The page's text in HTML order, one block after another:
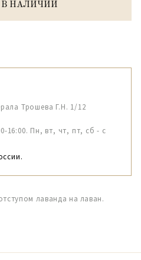
В НАЛИЧИИ
Трошева Г.Н. 1/12
16:00. Пн, вт, чт, пт, сб - с
лаванда на лаван.